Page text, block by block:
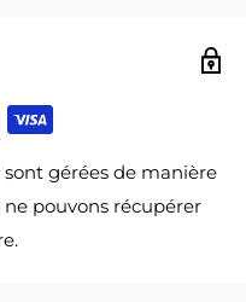
gérées de manière
ne pouvons récupérer